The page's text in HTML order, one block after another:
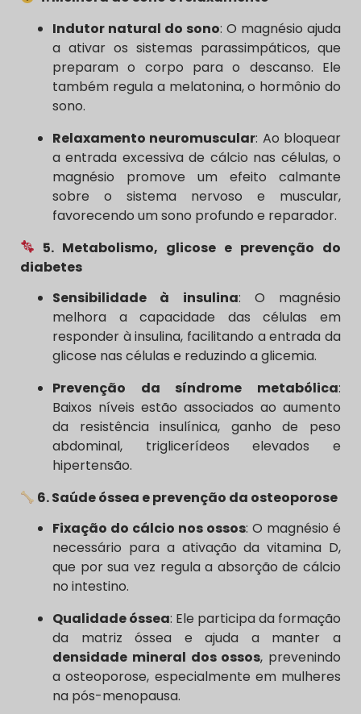
Indutor natural do sono: O magnésio ajuda
a ativar os sistemas parassimpáticos, que
preparam o corpo para o descanso. Ele
também regula a melatonina, o hormônio do
sono.
Relaxamento neuromuscular: Ao bloquear
a entrada excessiva de cálcio nas células, o
magnésio promove um efeito calmante
sobre o sistema nervoso e muscular,
favorecendo um sono profundo e reparador.
5. Metabolismo, glicose e prevenção do
diabetes
Sensibilidade à insulina: O magnésio
melhora a capacidade das células em
responder à insulina, facilitando a entrada da
glicose nas células e reduzindo a glicemia.
Prevenção da síndrome metabólica:
Baixos níveis estão associados ao aumento
da resistência insulínica, ganho de peso
abdominal, triglicerídeos elevados e
hipertensão.
6. Saúde óssea e prevenção da osteoporose
Fixação do cálcio nos ossos: O magnésio é
necessário para a ativação da vitamina D,
que por sua vez regula a absorção de cálcio
no intestino.
Qualidade óssea: Ele participa da formação
da matriz óssea e ajuda a manter a
densidade mineral dos ossos, prevenindo
a osteoporose, especialmente em mulheres
na pós-menopausa.